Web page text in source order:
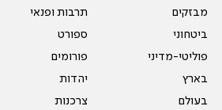
מבזקים
ביטחוני
פוליטי-מדיני
בארץ
בעולם
תרבות ופנאי
ספורט
פורומים
יהדות
צרכנות